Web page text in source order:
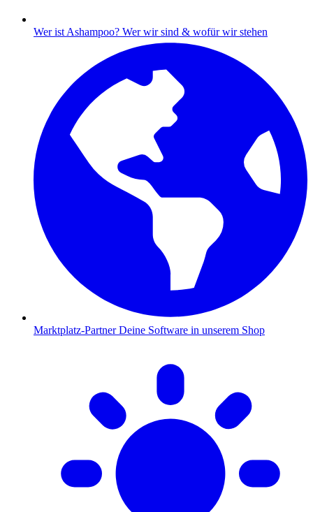
Wer ist Ashampoo? Wer wir sind & wofür wir stehen
Marktplatz-Partner Deine Software in unserem Shop